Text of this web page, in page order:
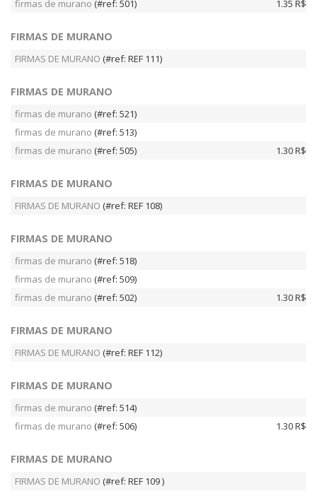
firmas de murano (#ref: 501) 1.35 R$
FIRMAS DE MURANO
FIRMAS DE MURANO (#ref: REF 111)
FIRMAS DE MURANO
firmas de murano (#ref: 521)
firmas de murano (#ref: 513)
firmas de murano (#ref: 505) 1.30 R$
FIRMAS DE MURANO
FIRMAS DE MURANO (#ref: REF 108)
FIRMAS DE MURANO
firmas de murano (#ref: 518)
firmas de murano (#ref: 509)
firmas de murano (#ref: 502) 1.30 R$
FIRMAS DE MURANO
FIRMAS DE MURANO (#ref: REF 112)
FIRMAS DE MURANO
firmas de murano (#ref: 514)
firmas de murano (#ref: 506) 1.30 R$
FIRMAS DE MURANO
FIRMAS DE MURANO (#ref: REF 109 )